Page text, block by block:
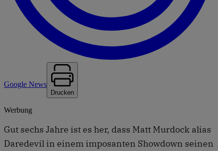
Google News
Drucken
Werbung
Gut sechs Jahre ist es her, dass Matt Murdock alias
Daredevil in einem imposanten Showdown seinen